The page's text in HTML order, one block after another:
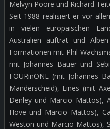
Melvyn Poore und Richard
Seit 1988 realisiert er vor
in vielen europäischen
Australien auftrat und
Formationen mit Phil
mit Johannes Bauer und
FOURinONE (mit Johannes
Manderscheid), Lines (mit
Denley und Marcio Mattos),
Hove und Marcio Mattos),
Weston und Marcio Mattos),